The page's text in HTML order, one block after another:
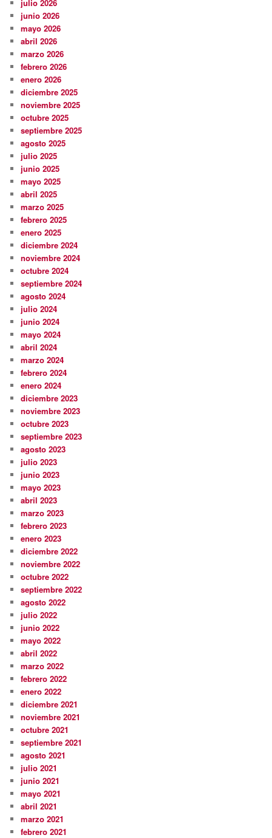
julio 2026
junio 2026
mayo 2026
abril 2026
marzo 2026
febrero 2026
enero 2026
diciembre 2025
noviembre 2025
octubre 2025
septiembre 2025
agosto 2025
julio 2025
junio 2025
mayo 2025
abril 2025
marzo 2025
febrero 2025
enero 2025
diciembre 2024
noviembre 2024
octubre 2024
septiembre 2024
agosto 2024
julio 2024
junio 2024
mayo 2024
abril 2024
marzo 2024
febrero 2024
enero 2024
diciembre 2023
noviembre 2023
octubre 2023
septiembre 2023
agosto 2023
julio 2023
junio 2023
mayo 2023
abril 2023
marzo 2023
febrero 2023
enero 2023
diciembre 2022
noviembre 2022
octubre 2022
septiembre 2022
agosto 2022
julio 2022
junio 2022
mayo 2022
abril 2022
marzo 2022
febrero 2022
enero 2022
diciembre 2021
noviembre 2021
octubre 2021
septiembre 2021
agosto 2021
julio 2021
junio 2021
mayo 2021
abril 2021
marzo 2021
febrero 2021